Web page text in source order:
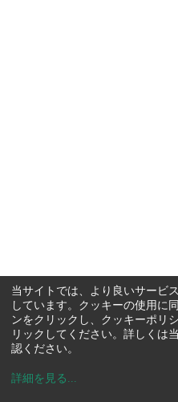
当サイトでは、より良いサービ
しています。クッキーの使用に
ンをクリックし、クッキーポリ
リックしてください。詳しくは
認ください。
詳細を見る ...